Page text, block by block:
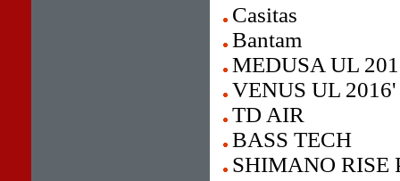
Casitas
Bantam
MEDUSA UL
VENUS UL 2016'
TD AIR
BASS TECH
SHIMANO RISE